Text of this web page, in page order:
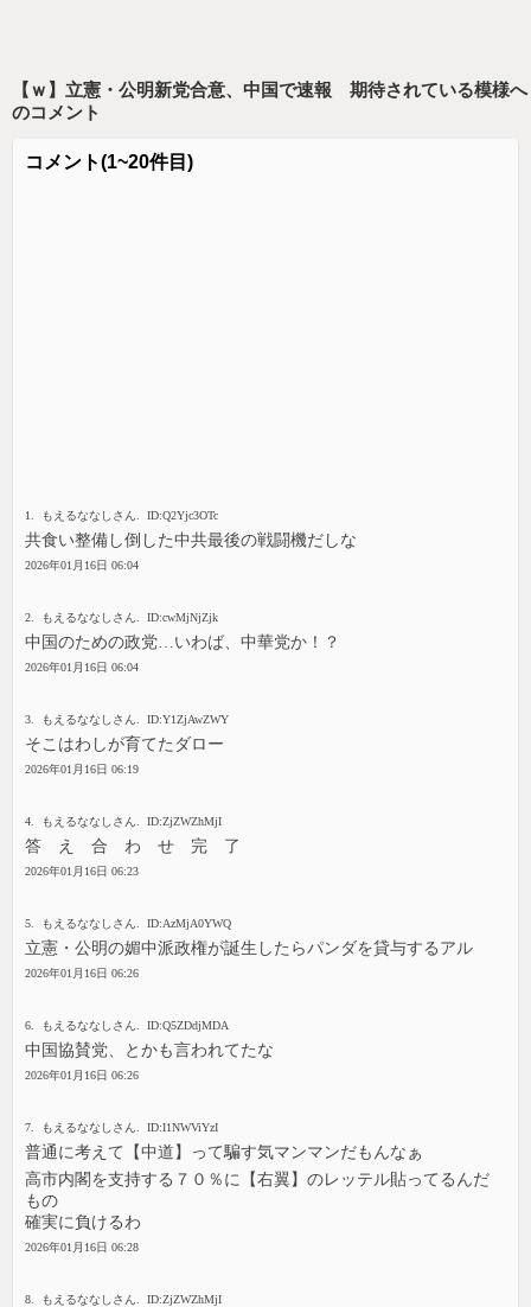
【ｗ】立憲・公明新党合意、中国で速報 期待されている模様へ
のコメント
コメント(1~20件目)
1. もえるななしさん. ID:Q2Yjc3OTc
共食い整備し倒した中共最後の戦闘機だしな
2026年01月16日 06:04
2. もえるななしさん. ID:cwMjNjZjk
中国のための政党…いわば、中華党か！？
2026年01月16日 06:04
3. もえるななしさん. ID:Y1ZjAwZWY
そこはわしが育てたダロー
2026年01月16日 06:19
4. もえるななしさん. ID:ZjZWZhMjI
答 え 合 わ せ 完 了
2026年01月16日 06:23
5. もえるななしさん. ID:AzMjA0YWQ
立憲・公明の媚中派政権が誕生したらパンダを貸与するアル
2026年01月16日 06:26
6. もえるななしさん. ID:Q5ZDdjMDA
中国協賛党、とかも言われてたな
2026年01月16日 06:26
7. もえるななしさん. ID:I1NWViYzI
普通に考えて【中道】って騙す気マンマンだもんなぁ
高市内閣を支持する７０％に【右翼】のレッテル貼ってるんだ
もの
確実に負けるわ
2026年01月16日 06:28
8. もえるななしさん. ID:ZjZWZhMjI